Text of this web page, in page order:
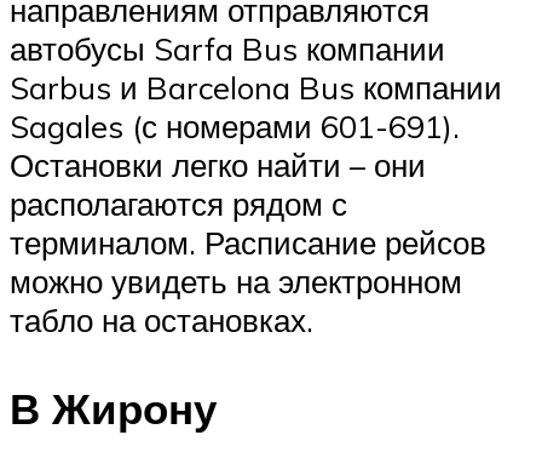
направлениям отправляются
автобусы Sarfa Bus компании
Sarbus и Barcelona Bus компании
Sagales (с номерами 601-691).
Остановки легко найти – они
располагаются рядом с
терминалом. Расписание рейсов
можно увидеть на электронном
табло на остановках.
В Жирону